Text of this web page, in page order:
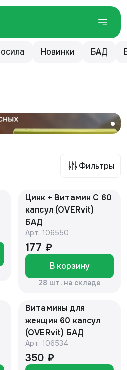
Новинки БАД
Фильтры
Цинк + Витамин С 60
капсул (OVERvit)
БАД
Арт. 106550
177 ₽
В корзину
28 шт. на складе
Витамины для
женщин 60 капсул
(OVERvit) БАД
Арт. 106534
350 ₽